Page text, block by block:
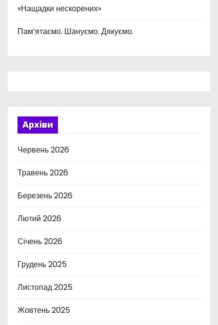
«Нащадки нескорених»
Пам’ятаємо. Шануємо. Дякуємо.
Архіви
Червень 2026
Травень 2026
Березень 2026
Лютий 2026
Січень 2026
Грудень 2025
Листопад 2025
Жовтень 2025